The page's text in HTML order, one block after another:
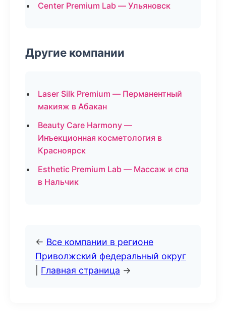
Center Premium Lab — Ульяновск
Другие компании
Laser Silk Premium — Перманентный
макияж в Абакан
Beauty Care Harmony —
Инъекционная косметология в
Красноярск
Esthetic Premium Lab — Массаж и спа
в Нальчик
← Все компании в регионе
Приволжский федеральный округ
Главная страница →